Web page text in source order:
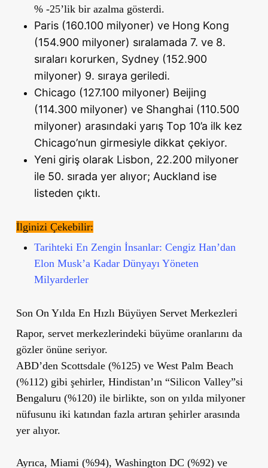
% -25’lik bir azalma gösterdi.
Paris (160.100 milyoner) ve Hong Kong
(154.900 milyoner) sıralamada 7. ve 8.
sıraları korurken, Sydney (152.900
milyoner) 9. sıraya geriledi.
Chicago (127.100 milyoner) Beijing
(114.300 milyoner) ve Shanghai (110.500
milyoner) arasındaki yarış Top 10’a ilk kez
Chicago’nun girmesiyle dikkat çekiyor.
Yeni giriş olarak Lisbon, 22.200 milyoner
ile 50. sırada yer alıyor; Auckland ise
listeden çıktı.
İlginizi Çekebilir:
Tarihteki En Zengin İnsanlar: Cengiz Han’dan
Elon Musk’a Kadar Dünyayı Yöneten
Milyarderler
Son On Yılda En Hızlı Büyüyen Servet Merkezleri
Rapor, servet merkezlerindeki büyüme oranlarını da
gözler önüne seriyor.
ABD’den Scottsdale (%125) ve West Palm Beach
(%112) gibi şehirler, Hindistan’ın “Silicon Valley”si
Bengaluru (%120) ile birlikte, son on yılda milyoner
nüfusunu iki katından fazla artıran şehirler arasında
yer alıyor.
Ayrıca, Miami (%94), Washington DC (%92) ve